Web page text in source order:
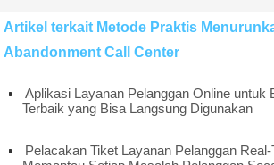
Artikel terkait Metode Praktis
Abandonment Call Center
Aplikasi Layanan Pelanggan Online untuk
Terbaik yang Bisa Langsung Digunakan
Pelacakan Tiket Layanan Pelanggan